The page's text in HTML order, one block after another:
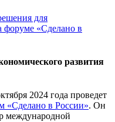
для
форуме «Сделано в
развития
2024 года проведет
в России». Он
международной